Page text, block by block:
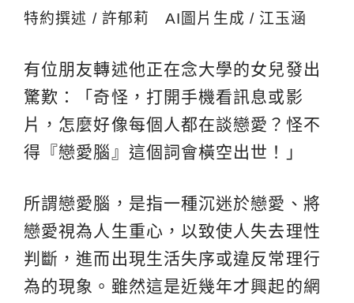
特約撰述 / 許郁莉 AI圖片生成 / 江玉涵
有位朋友轉述他正在念大學的女兒發出
驚歎：「奇怪，打開手機看訊息或影
片，怎麼好像每個人都在談戀愛？怪不
得『戀愛腦』這個詞會橫空出世！」
所謂戀愛腦，是指一種沉迷於戀愛、將
戀愛視為人生重心，以致使人失去理性
判斷，進而出現生活失序或違反常理行
為的現象。雖然這是近幾年才興起的網